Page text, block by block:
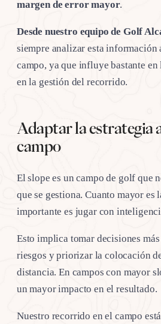
margen de error mayor.
Desde nuestro equipo de Golf
siempre analizar esta información
campo, ya que influye bastante
en la gestión del recorrido.
Adaptar la estrategia
campo
El slope es un campo de golf que
que se gestiona. Cuanto mayor es
importante es jugar con
Esto implica tomar decisiones
riesgos y priorizar la colocación
distancia. En campos con mayor
un mayor impacto en el resultado.
Nuestro recorrido en el campo